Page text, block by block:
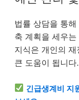
법률 상담을 통
축 계획을 세우
지식은 개인의 재
큰 도움이 됩니다.
긴급생계비 지